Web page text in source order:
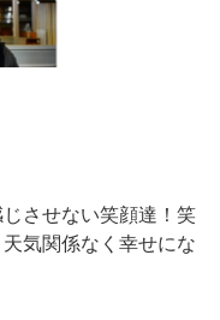
させない笑顔達！笑
気関係なく幸せにな